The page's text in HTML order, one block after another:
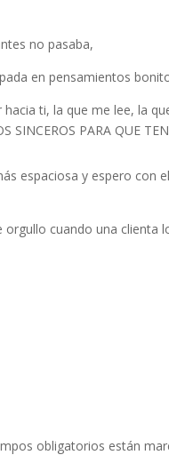
no pasaba,
en pensamientos
ti, la que me lee, la
PARA QUE
espaciosa y espero con
cuando una clienta
obligatorios están